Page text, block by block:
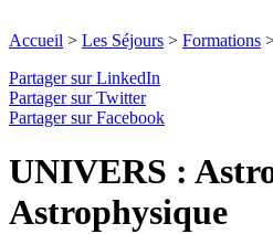
Accueil > Les Séjours > Formations
Partager sur LinkedIn
Partager sur Twitter
Partager sur Facebook
UNIVERS :
Astrophysique